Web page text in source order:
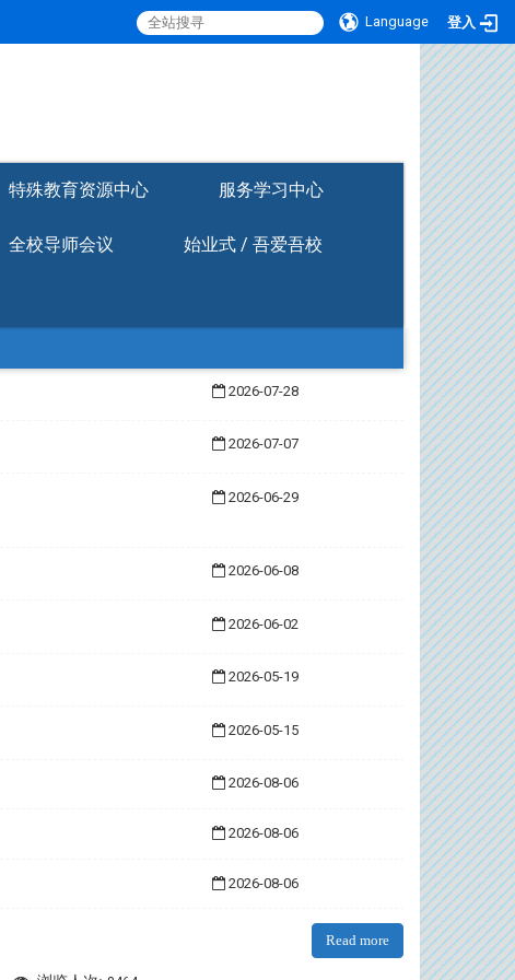
Language 登入
特殊教育资源中心 服务学习中心
全校导师会议 始业式 / 吾爱吾校
2026-07-28
2026-07-07
2026-06-29
2026-06-08
2026-06-02
2026-05-19
2026-05-15
2026-08-06
2026-08-06
2026-08-06
Read more